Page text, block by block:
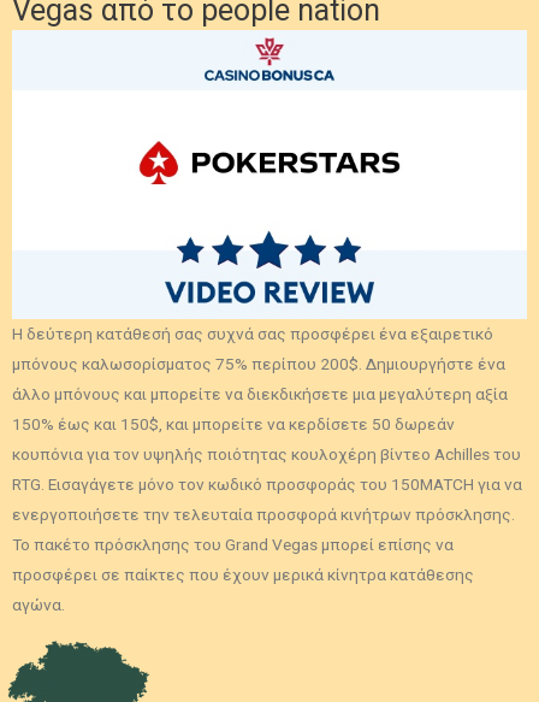
Vegas από το people nation
Η δεύτερη κατάθεσή σας συχνά σας προσφέρει ένα εξαιρετικό
μπόνους καλωσορίσματος 75% περίπου 200$. Δημιουργήστε ένα
άλλο μπόνους και μπορείτε να διεκδικήσετε μια μεγαλύτερη αξία
150% έως και 150$, και μπορείτε να κερδίσετε 50 δωρεάν
κουπόνια για τον υψηλής ποιότητας κουλοχέρη βίντεο Achilles του
RTG. Εισαγάγετε μόνο τον κωδικό προσφοράς του 150MATCH για να
ενεργοποιήσετε την τελευταία προσφορά κινήτρων πρόσκλησης.
Το πακέτο πρόσκλησης του Grand Vegas μπορεί επίσης να
προσφέρει σε παίκτες που έχουν μερικά κίνητρα κατάθεσης
αγώνα.